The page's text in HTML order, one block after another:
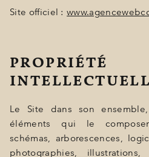
OFFERS
NEWS
Site officiel :
PROPRIÉTÉ
Le Site dans son
éléments qui le
schémas, arborescences,
photographies, illustrations,